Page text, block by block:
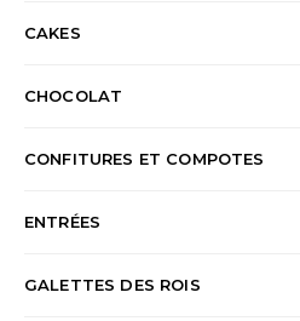
CAKES
CHOCOLAT
CONFITURES ET COMPOTES
ENTRÉES
GALETTES DES ROIS